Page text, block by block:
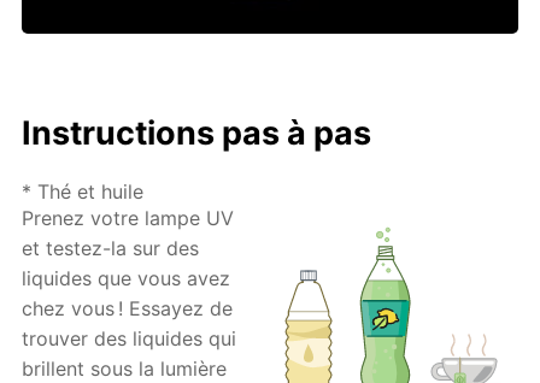
Instructions pas à pas
* Thé et huile
Prenez votre lampe UV
et testez-la sur des
liquides que vous avez
chez vous ! Essayez de
trouver des liquides qui
brillent sous la lumière